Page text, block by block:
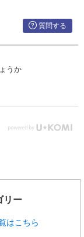
質問する
うか
リー
はこちら